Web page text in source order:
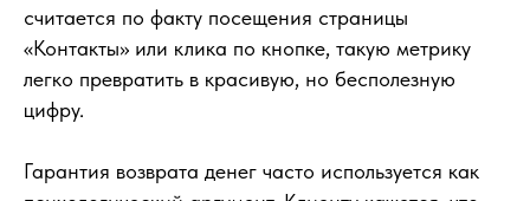
считается по факту посещения страницы
«Контакты» или клика по кнопке, такую метрику
легко превратить в красивую, но бесполезную
цифру.
Гарантия возврата денег часто используется как